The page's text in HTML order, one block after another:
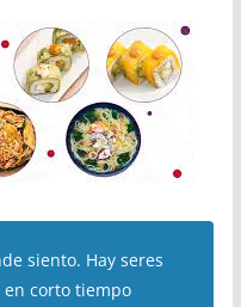
siento. Hay seres
corto tiempo